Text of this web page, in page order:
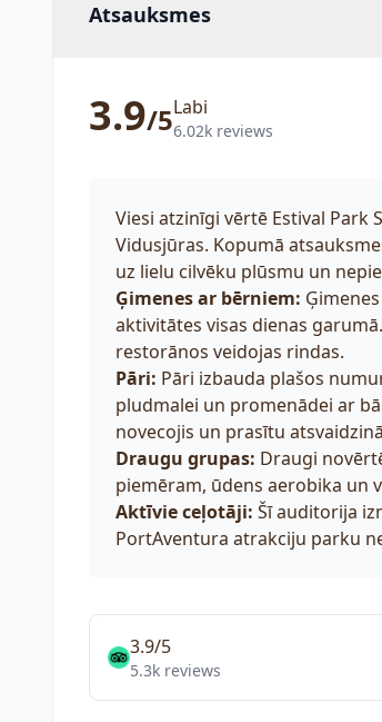
Atsauksmes
3.9/5Labi
6.02k reviews
Viesi atzinīgi vērtē Estival Park
Vidusjūras. Kopumā
uz lielu cilvēku plūsmu un
Ģimenes ar bērniem:
aktivitātes visas dienas
restorānos veidojas rindas.
Pāri: Pāri izbauda plašos
pludmalei un promenādei ar
novecojis un prasītu
Draugu grupas: Draugi
piemēram, ūdens aerobika un
Aktīvie ceļotāji: Šī auditorija
PortAventura atrakciju parku
3.9/5
5.3k reviews